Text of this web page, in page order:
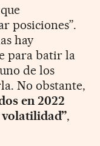
posiciones”.
hay
para batir la
de los
No obstante,
en 2022
,